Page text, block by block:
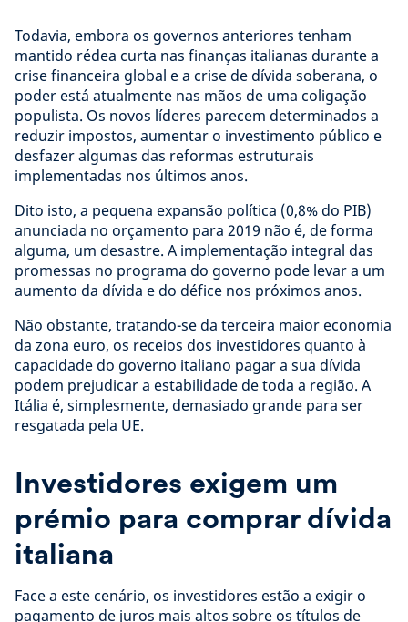
Todavia, embora os governos anteriores tenham
mantido rédea curta nas finanças italianas durante a
crise financeira global e a crise de dívida soberana, o
poder está atualmente nas mãos de uma coligação
populista. Os novos líderes parecem determinados a
reduzir impostos, aumentar o investimento público e
desfazer algumas das reformas estruturais
implementadas nos últimos anos.
Dito isto, a pequena expansão política (0,8% do PIB)
anunciada no orçamento para 2019 não é, de forma
alguma, um desastre. A implementação integral das
promessas no programa do governo pode levar a um
aumento da dívida e do défice nos próximos anos.
Não obstante, tratando-se da terceira maior economia
da zona euro, os receios dos investidores quanto à
capacidade do governo italiano pagar a sua dívida
podem prejudicar a estabilidade de toda a região. A
Itália é, simplesmente, demasiado grande para ser
resgatada pela UE.
Investidores exigem um
prémio para comprar dívida
italiana
Face a este cenário, os investidores estão a exigir o
pagamento de juros mais altos sobre os títulos de